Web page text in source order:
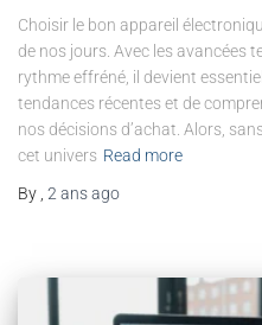
Choisir le bon appareil
de nos jours. Avec les avancées
rythme effréné, il devient
tendances récentes et de
nos décisions d’achat. Alors,
cet univers Read more
By 2 ansago